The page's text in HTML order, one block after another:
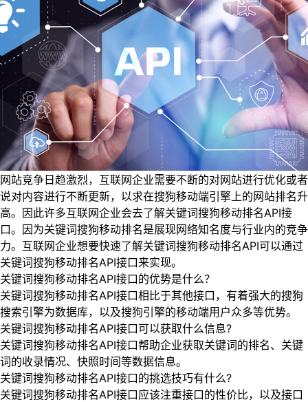
网站竞争日趋激烈，互联网企业需要不断的对网站进行优化或者
说对内容进行不断更新，以求在搜狗移动端引擎上的网站排名升
高。因此许多互联网企业会去了解关键词搜狗移动排名API接
口。因为关键词搜狗移动排名是展现网络知名度与行业内的竞争
力。互联网企业想要快速了解关键词搜狗移动排名API可以通过
关键词搜狗移动排名API接口来实现。
关键词搜狗移动排名API接口的优势是什么？
关键词搜狗移动排名API接口相比于其他接口，有着强大的搜狗
搜索引擎为数据库，以及搜狗引擎的移动端用户众多等优势。
关键词搜狗移动排名API接口可以获取什么信息?
关键词搜狗移动排名API接口帮助企业获取关键词的排名、关键
词的收录情况、快照时间等数据信息。
关键词搜狗移动排名API接口的挑选技巧有什么?
关键词搜狗移动排名API接口应该注重接口的性价比，以及接口